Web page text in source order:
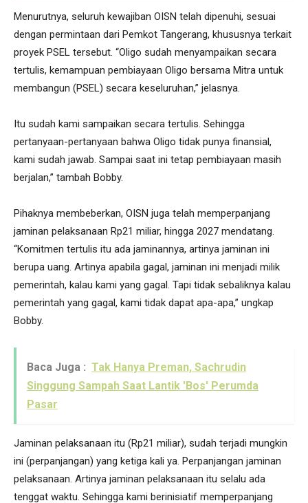
Menurutnya, seluruh kewajiban OISN telah dipenuhi, sesuai
dengan permintaan dari Pemkot Tangerang, khususnya terkait
proyek PSEL tersebut. “Oligo sudah menyampaikan secara
tertulis, kemampuan pembiayaan Oligo bersama Mitra untuk
membangun (PSEL) secara keseluruhan,” jelasnya.
Itu sudah kami sampaikan secara tertulis. Sehingga
pertanyaan-pertanyaan bahwa Oligo tidak punya finansial,
kami sudah jawab. Sampai saat ini tetap pembiayaan masih
berjalan,” tambah Bobby.
Pihaknya membeberkan, OISN juga telah memperpanjang
jaminan pelaksanaan Rp21 miliar, hingga 2027 mendatang.
“Komitmen tertulis itu ada jaminannya, artinya jaminan ini
berupa uang. Artinya apabila gagal, jaminan ini menjadi milik
pemerintah, kalau kami yang gagal. Tapi tidak sebaliknya kalau
pemerintah yang gagal, kami tidak dapat apa-apa,” ungkap
Bobby.
Baca Juga : Tak Hanya Preman, Sachrudin
Singgung Sampah Saat Lantik 'Bos' Perumda
Pasar
Jaminan pelaksanaan itu (Rp21 miliar), sudah terjadi mungkin
ini (perpanjangan) yang ketiga kali ya. Perpanjangan jaminan
pelaksanaan. Artinya jaminan pelaksanaan itu selalu ada
tenggat waktu. Sehingga kami berinisiatif memperpanjang